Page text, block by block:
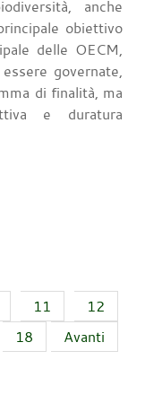
anche
obiettivo
delle OECM,
governate,
di finalità, ma
e duratura
11
12
18
Avanti